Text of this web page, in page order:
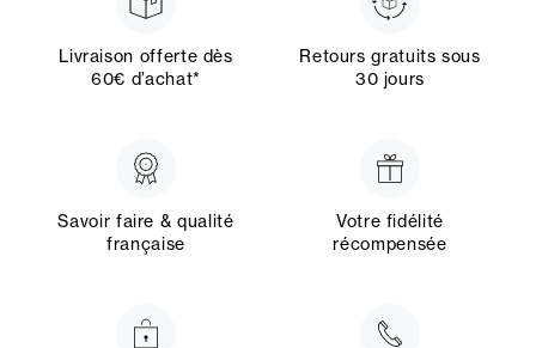
Livraison offerte dès
60€ d’achat*
Retours gratuits sous
30 jours
Savoir faire & qualité
française
Votre fidélité
récompensée